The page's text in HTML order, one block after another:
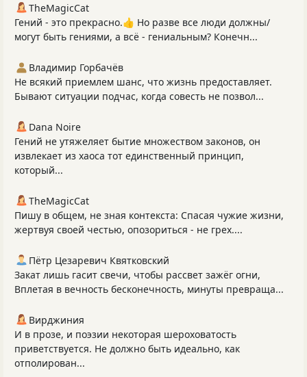
TheMagicCat
Гений - это прекрасно.👍 Но разве все люди должны/
могут быть гениями, а всё - гениальным? Конечн...
Владимир Горбачёв
Не всякий приемлем шанс, что жизнь предоставляет.
Бывают ситуации подчас, когда совесть не позвол...
Dana Noire
Гений не утяжеляет бытие множеством законов, он
извлекает из хаоса тот единственный принцип,
который...
TheMagicCat
Пишу в общем, не зная контекста: Спасая чужие жизни,
жертвуя своей честью, опозориться - не грех....
Пётр Цезаревич Квятковский
Закат лишь гасит свечи, чтобы рассвет зажёг огни,
Вплетая в вечность бесконечность, минуты превраща...
Вирджиния
И в прозе, и поэзии некоторая шероховатость
приветствуется. Не должно быть идеально, как
отполирован...